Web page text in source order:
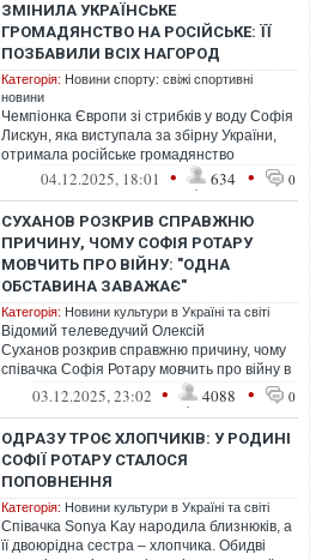
ЗМІНИЛА УКРАЇНСЬКЕ
ГРОМАДЯНСТВО НА РОСІЙСЬКЕ: ЇЇ
ПОЗБАВИЛИ ВСІХ НАГОРОД
Категорія: Новини спорту: свіжі спортивні
новини
Чемпіонка Європи зі стрибків у воду Софія
Лискун, яка виступала за збірну України,
отримала російське громадянство
04.12.2025, 18:01 • 634 • 0
СУХАНОВ РОЗКРИВ СПРАВЖНЮ
ПРИЧИНУ, ЧОМУ СОФІЯ РОТАРУ
МОВЧИТЬ ПРО ВІЙНУ: "ОДНА
ОБСТАВИНА ЗАВАЖАЄ"
Категорія: Новини культури в Україні та світі
Відомий телеведучий Олексій
Суханов розкрив справжню причину, чому
співачка Софія Ротару мовчить про війну в
Україні, яку розв'язала Росія.
03.12.2025, 23:02 • 4088 • 0
ОДРАЗУ ТРОЄ ХЛОПЧИКІВ: У РОДИНІ
СОФІЇ РОТАРУ СТАЛОСЯ
ПОПОВНЕННЯ
Категорія: Новини культури в Україні та світі
Співачка Sonya Kay народила близнюків, а
її двоюрідна сестра – хлопчика. Обидві